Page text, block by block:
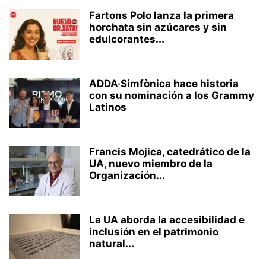
Fartons Polo lanza la primera
horchata sin azúcares y sin
edulcorantes...
ADDA·Simfònica hace historia
con su nominación a los Grammy
Latinos
Francis Mojica, catedrático de la
UA, nuevo miembro de la
Organización...
La UA aborda la accesibilidad e
inclusión en el patrimonio
natural...